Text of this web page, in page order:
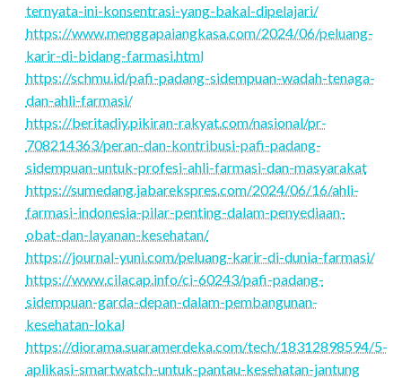
ternyata-ini-konsentrasi-yang-bakal-dipelajari/
https://www.menggapaiangkasa.com/2024/06/peluang-
karir-di-bidang-farmasi.html
https://schmu.id/pafi-padang-sidempuan-wadah-tenaga-
dan-ahli-farmasi/
https://beritadiy.pikiran-rakyat.com/nasional/pr-
708214363/peran-dan-kontribusi-pafi-padang-
sidempuan-untuk-profesi-ahli-farmasi-dan-masyarakat
https://sumedang.jabarekspres.com/2024/06/16/ahli-
farmasi-indonesia-pilar-penting-dalam-penyediaan-
obat-dan-layanan-kesehatan/
https://journal-yuni.com/peluang-karir-di-dunia-farmasi/
https://www.cilacap.info/ci-60243/pafi-padang-
sidempuan-garda-depan-dalam-pembangunan-
kesehatan-lokal
https://diorama.suaramerdeka.com/tech/18312898594/5-
aplikasi-smartwatch-untuk-pantau-kesehatan-jantung